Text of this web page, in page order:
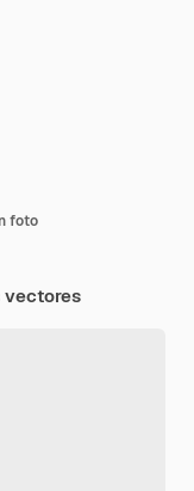
foto
vectores